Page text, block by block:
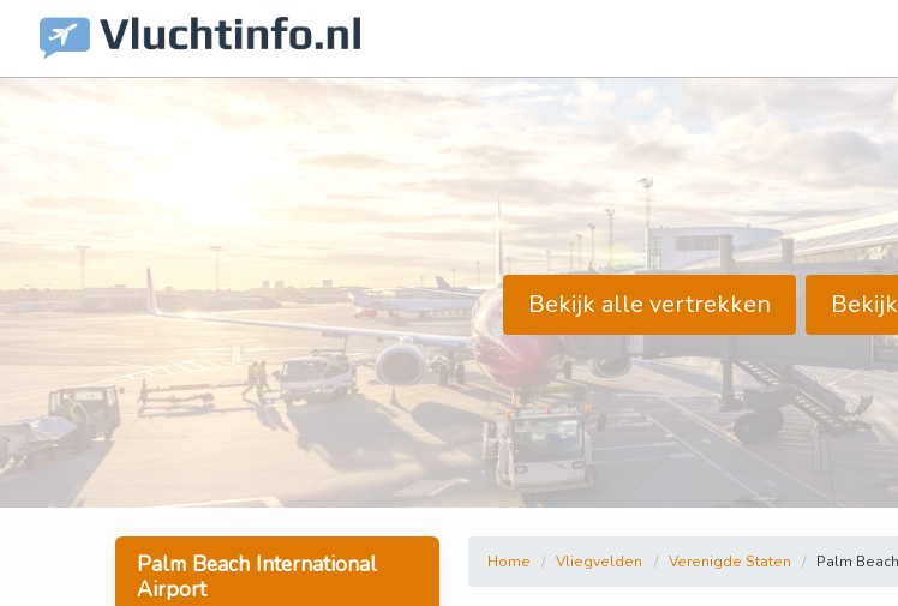
Bekijk alle vertrekken
Palm Beach International
Airport
Home Vliegvelden Verenigde Staten Palm